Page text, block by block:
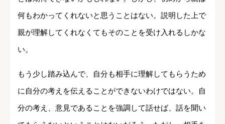
何もわかってくれないと思うことはない。説明した上で
親が理解してくれなくてもそのことを受け入れるしかな
い。
もう少し踏み込んで、自分も相手に理解してもらうため
に自分の考えを伝えることができないわけではない。自
分の考え、意見であることを強調して話せば、話を聞い